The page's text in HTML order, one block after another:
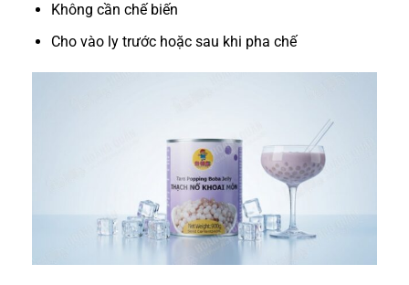
Không cần chế biến
Cho vào ly trước hoặc sau khi pha chế